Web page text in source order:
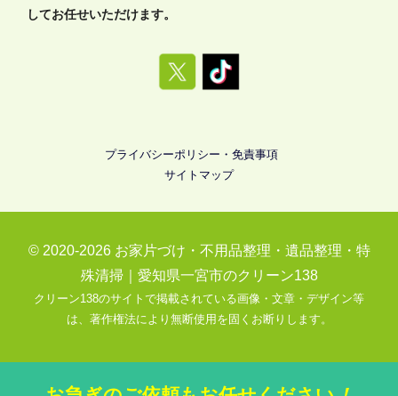
してお任せいただけます。
プライバシーポリシー・免責事項
サイトマップ
© 2020-2026 お家片づけ・不用品整理・遺品整理・特
殊清掃｜愛知県一宮市のクリーン138
クリーン138のサイトで掲載されている画像・文章・デザイン等
は、著作権法により無断使用を固くお断りします。